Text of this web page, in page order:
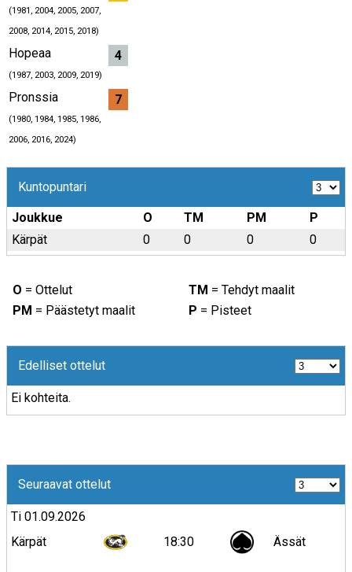
(1981, 2004, 2005, 2007,
2008, 2014, 2015, 2018)
Hopeaa
(1987, 2003, 2009, 2019)
4
Pronssia
(1980, 1984, 1985, 1986,
2006, 2016, 2024)
7
Kuntopuntari
Joukkue O TM PM
P
Kärpät
0 0 0 0
O = Ottelut TM = Tehdyt maalit
PM = Päästetyt maalit P = Pisteet
Edelliset ottelut
Ei kohteita.
Seuraavat ottelut
Ti 01.09.2026
Kärpät
18:30 Ässät